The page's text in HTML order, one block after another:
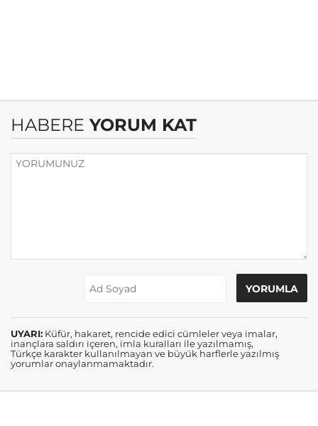
HABERE YORUM KAT
UYARI: Küfür, hakaret, rencide edici cümleler veya imalar,
inançlara saldırı içeren, imla kuralları ile yazılmamış,
Türkçe karakter kullanılmayan ve büyük harflerle yazılmış
yorumlar onaylanmamaktadır.